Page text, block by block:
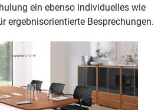
ein ebenso individuelles wie
ergebnisorientierte Besprechungen.